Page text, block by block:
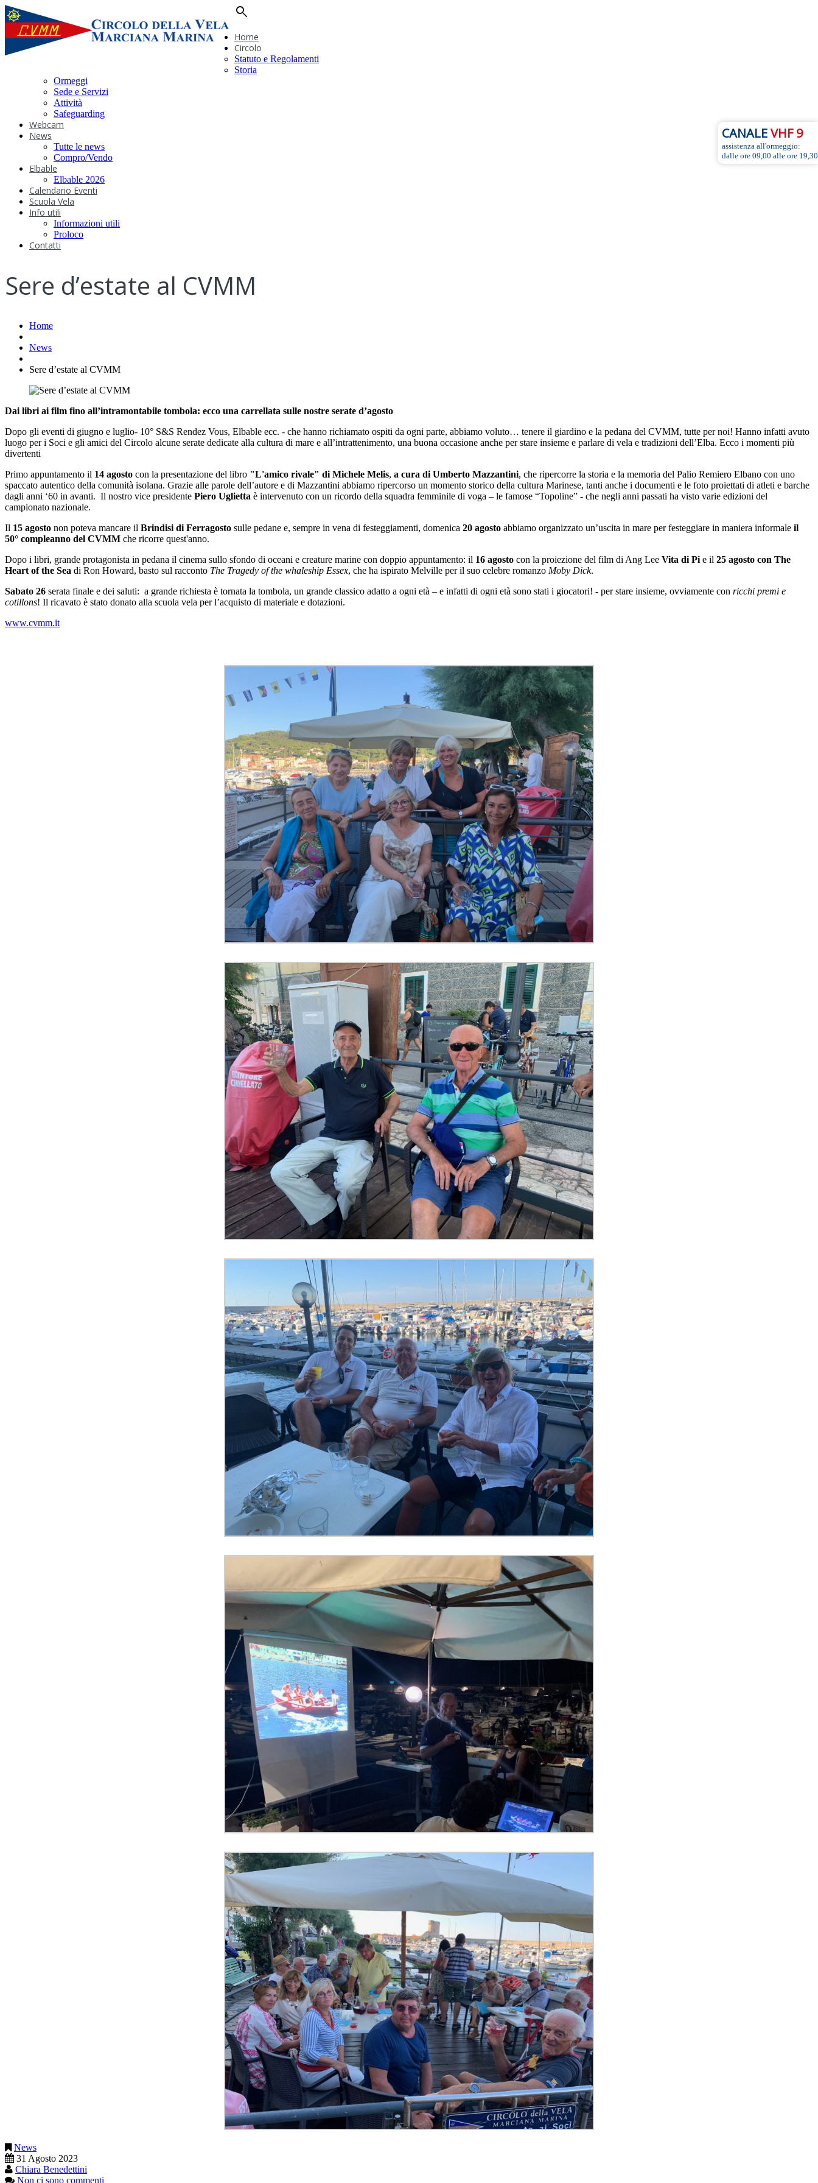
search
Home
Circolo
Statuto e Regolamenti
Storia
Ormeggi
Sede e Servizi
Attività
Safeguarding
Webcam
News
Tutte le news
Compro/Vendo
Elbable
Elbable 2026
Calendario Eventi
Scuola Vela
Info utili
Informazioni utili
Proloco
Contatti
CANALEVHF 9
assistenza all'ormeggio:
dalle ore 09,00 alle ore 19,30
Sere d’estate al CVMM
Home
News
Sere d’estate al CVMM
Dai libri ai film fino all’intramontabile tombola: ecco una carrellata sulle nostre serate d’agosto
Dopo gli eventi di giugno e luglio- 10° S&S Rendez Vous, Elbable ecc. - che hanno richiamato ospiti da ogni parte, abbiamo voluto… tenere il giardino e la pedana del CVMM, tutte per noi! Hanno infatti avuto
luogo per i Soci e gli amici del Circolo alcune serate dedicate alla cultura di mare e all’intrattenimento, una buona occasione anche per stare insieme e parlare di vela e tradizioni dell’Elba. Ecco i momenti più
divertenti
Primo appuntamento il 14 agosto con la presentazione del libro "L'amico rivale" di Michele Melis, a cura di Umberto Mazzantini, che ripercorre la storia e la memoria del Palio Remiero Elbano con uno
spaccato autentico della comunità isolana. Grazie alle parole dell’autore e di Mazzantini abbiamo ripercorso un momento storico della cultura Marinese, tanti anche i documenti e le foto proiettati di atleti e barche
dagli anni ‘60 in avanti. Il nostro vice presidente Piero Uglietta è intervenuto con un ricordo della squadra femminile di voga – le famose “Topoline” - che negli anni passati ha visto varie edizioni del
campionato nazionale.
Il 15 agosto non poteva mancare il Brindisi di Ferragosto sulle pedane e, sempre in vena di festeggiamenti, domenica 20 agosto abbiamo organizzato un’uscita in mare per festeggiare in maniera informale il
50° compleanno del CVMM che ricorre quest'anno.
Dopo i libri, grande protagonista in pedana il cinema sullo sfondo di oceani e creature marine con doppio appuntamento: il 16 agosto con la proiezione del film di Ang Lee Vita di Pi e il 25 agosto con The
Heart of the Sea di Ron Howard, basto sul racconto The Tragedy of the whaleship Essex, che ha ispirato Melville per il suo celebre romanzo Moby Dick.
Sabato 26 serata finale e dei saluti: a grande richiesta è tornata la tombola, un grande classico adatto a ogni età – e infatti di ogni età sono stati i giocatori! - per stare insieme, ovviamente con ricchi premi e
cotillons! Il ricavato è stato donato alla scuola vela per l’acquisto di materiale e dotazioni.
www.cvmm.it
News
31 Agosto 2023
Chiara Benedettini
Non ci sono commenti